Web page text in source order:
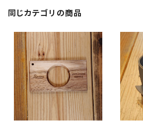
同じカテゴリの商品